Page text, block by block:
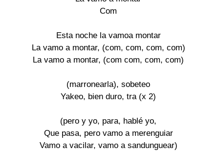
Com
Esta noche la vamoa montar
La vamo a montar, (com, com, com, com)
La vamo a montar, (com com, com, com)
(marronearla), sobeteo
Yakeo, bien duro, tra (x 2)
(pero y yo, para, hablé yo,
Que pasa, pero vamo a merenguiar
Vamo a vacilar, vamo a sandunguear)